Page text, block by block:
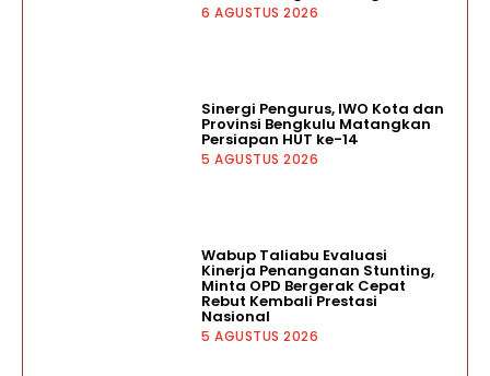
6 AGUSTUS 2026
‎Sinergi Pengurus, IWO Kota dan
Provinsi Bengkulu Matangkan
Persiapan HUT ke-14
5 AGUSTUS 2026
Wabup Taliabu Evaluasi
Kinerja Penanganan Stunting,
Minta OPD Bergerak Cepat
Rebut Kembali Prestasi
Nasional
5 AGUSTUS 2026